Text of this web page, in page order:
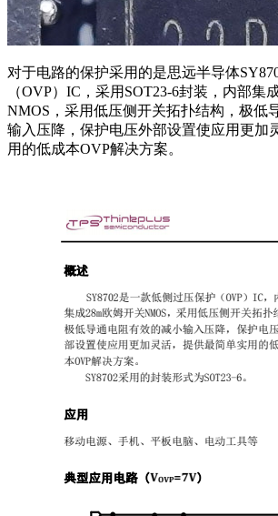
对于电路的保护采用的是思远半导体
（OVP）IC，采用SOT23-6封装，内部集
NMOS，采用低压侧开关拓扑结构，极低
输入压降，保护电压外部设置使应用更加
用的低成本OVP解决方案。